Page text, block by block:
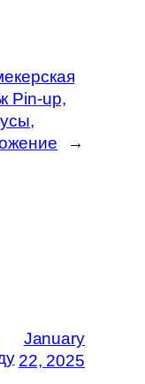
Pin-up,
→
January
22, 2025